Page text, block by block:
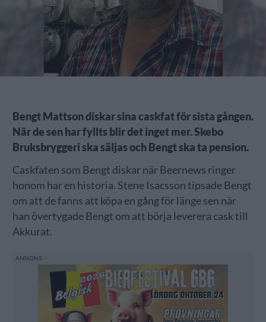
Bengt Mattson diskar sina caskfat för sista gången.
När de sen har fyllts blir det inget mer. Skebo
Bruksbryggeri ska säljas och Bengt ska ta pension.
Caskfaten som Bengt diskar när Beernews ringer
honom har en historia. Stene Isacsson tipsade Bengt
om att de fanns att köpa en gång för länge sen när
han övertygade Bengt om att börja leverera cask till
Akkurat.